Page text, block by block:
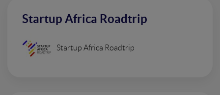
Startup Africa Roadtrip
Startup Africa Roadtrip